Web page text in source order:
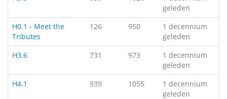
geleden
H0.1 - Meet the
Tributes
126 950
1 decennium
geleden
H3.6
731 973
1 decennium
geleden
H4.1
939 1055
1 decennium
geleden